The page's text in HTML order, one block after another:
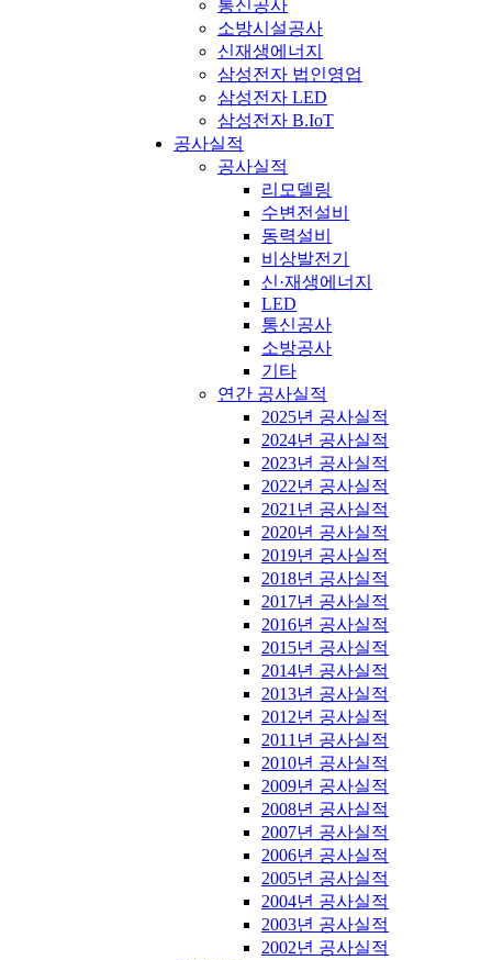
통신공사
소방시설공사
신재생에너지
삼성전자 법인영업
삼성전자 LED
삼성전자 B.IoT
공사실적
공사실적
리모델링
수변전설비
동력설비
비상발전기
신·재생에너지
LED
통신공사
소방공사
기타
연간 공사실적
2025년 공사실적
2024년 공사실적
2023년 공사실적
2022년 공사실적
2021년 공사실적
2020년 공사실적
2019년 공사실적
2018년 공사실적
2017년 공사실적
2016년 공사실적
2015년 공사실적
2014년 공사실적
2013년 공사실적
2012년 공사실적
2011년 공사실적
2010년 공사실적
2009년 공사실적
2008년 공사실적
2007년 공사실적
2006년 공사실적
2005년 공사실적
2004년 공사실적
2003년 공사실적
2002년 공사실적